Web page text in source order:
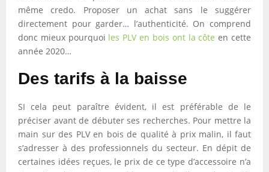
même credo. Proposer un achat sans le suggérer
directement pour garder… l’authenticité. On comprend
donc mieux pourquoi les PLV en bois ont la côte en cette
année 2020…
Des tarifs à la baisse
SI cela peut paraître évident, il est préférable de le
préciser avant de débuter ses recherches. Pour mettre la
main sur des PLV en bois de qualité à prix malin, il faut
s’adresser à des professionnels du secteur. En dépit de
certaines idées reçues, le prix de ce type d’accessoire n’a